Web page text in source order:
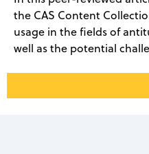
the CAS Content
usage in the fields of
well as the potential